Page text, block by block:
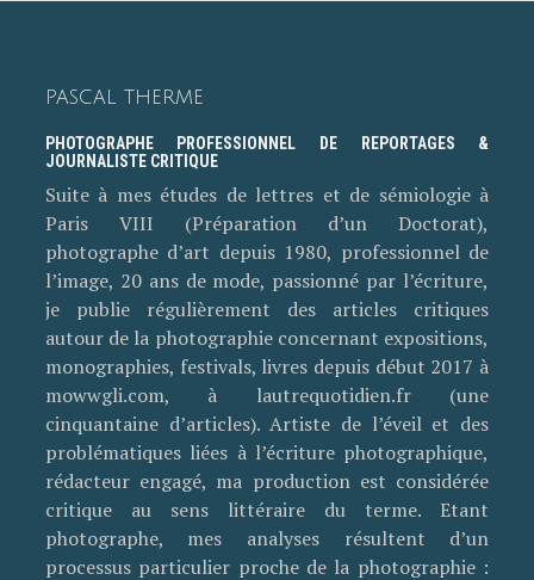
PASCAL THERME
PHOTOGRAPHE PROFESSIONNEL DE REPORTAGES &
JOURNALISTE CRITIQUE
Suite à mes études de lettres et de sémiologie à
Paris VIII (Préparation d’un Doctorat),
photographe d’art depuis 1980, professionnel de
l’image, 20 ans de mode, passionné par l’écriture,
je publie régulièrement des articles critiques
autour de la photographie concernant expositions,
monographies, festivals, livres depuis début 2017 à
mowwgli.com, à lautrequotidien.fr (une
cinquantaine d’articles). Artiste de l’éveil et des
problématiques liées à l’écriture photographique,
rédacteur engagé, ma production est considérée
critique au sens littéraire du terme. Etant
photographe, mes analyses résultent d’un
processus particulier proche de la photographie :